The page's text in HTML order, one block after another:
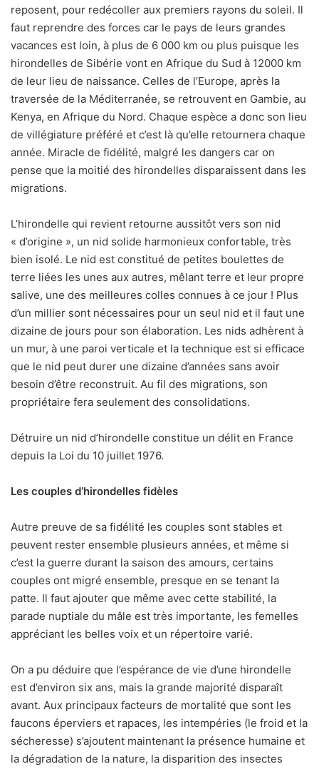
reposent, pour redécoller aux premiers rayons du soleil. Il
faut reprendre des forces car le pays de leurs grandes
vacances est loin, à plus de 6 000 km ou plus puisque les
hirondelles de Sibérie vont en Afrique du Sud à 12000 km
de leur lieu de naissance. Celles de l’Europe, après la
traversée de la Méditerranée, se retrouvent en Gambie, au
Kenya, en Afrique du Nord. Chaque espèce a donc son lieu
de villégiature préféré et c’est là qu’elle retournera chaque
année. Miracle de fidélité, malgré les dangers car on
pense que la moitié des hirondelles disparaissent dans les
migrations.
L’hirondelle qui revient retourne aussitôt vers son nid
« d’origine », un nid solide harmonieux confortable, très
bien isolé. Le nid est constitué de petites boulettes de
terre liées les unes aux autres, mêlant terre et leur propre
salive, une des meilleures colles connues à ce jour ! Plus
d’un millier sont nécessaires pour un seul nid et il faut une
dizaine de jours pour son élaboration. Les nids adhèrent à
un mur, à une paroi verticale et la technique est si efficace
que le nid peut durer une dizaine d’années sans avoir
besoin d’être reconstruit. Au fil des migrations, son
propriétaire fera seulement des consolidations.
Détruire un nid d’hirondelle constitue un délit en France
depuis la Loi du 10 juillet 1976.
Les couples d’hirondelles fidèles
Autre preuve de sa fidélité les couples sont stables et
peuvent rester ensemble plusieurs années, et même si
c’est la guerre durant la saison des amours, certains
couples ont migré ensemble, presque en se tenant la
patte. Il faut ajouter que même avec cette stabilité, la
parade nuptiale du mâle est très importante, les femelles
appréciant les belles voix et un répertoire varié.
On a pu déduire que l’espérance de vie d’une hirondelle
est d’environ six ans, mais la grande majorité disparaît
avant. Aux principaux facteurs de mortalité que sont les
faucons éperviers et rapaces, les intempéries (le froid et la
sécheresse) s’ajoutent maintenant la présence humaine et
la dégradation de la nature, la disparition des insectes